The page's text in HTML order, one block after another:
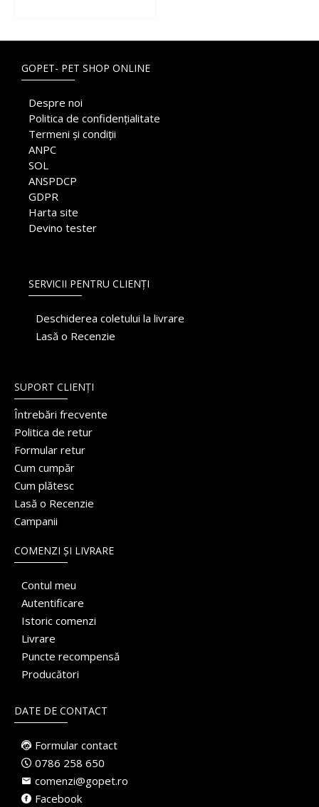
GOPET- PET SHOP ONLINE
Despre noi
Politica de confidențialitate
Termeni și condiții
ANPC
SOL
ANSPDCP
GDPR
Harta site
Devino tester
SERVICII PENTRU CLIENȚI
Deschiderea coletului la livrare
Lasă o Recenzie
SUPORT CLIENȚI
Întrebări frecvente
Politica de retur
Formular retur
Cum cumpăr
Cum plătesc
Lasă o Recenzie
Campanii
COMENZI ȘI LIVRARE
Contul meu
Autentificare
Istoric comenzi
Livrare
Puncte recompensă
Producători
DATE DE CONTACT
Formular contact
0786 258 650
comenzi@gopet.ro
Facebook